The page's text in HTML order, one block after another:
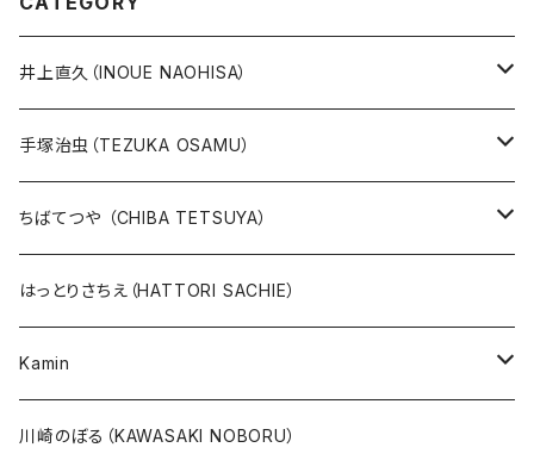
井上直久（INOUE NAOHISA）
人気作品TOP10
版画
10万未満
20万未満
本、カレンダー
イバラード新作版画2026
手塚治虫（TEZUKA OSAMU）
版画
鉄腕アトム
ジャングル大帝
人気作品TOP10
ちばてつや （CHIBA TETSUYA）
版画
あしたのジョー
その他
人気作品TOP5
はっとりさちえ（HATTORI SACHIE）
Kamin
版画
川崎のぼる（KAWASAKI NOBORU）